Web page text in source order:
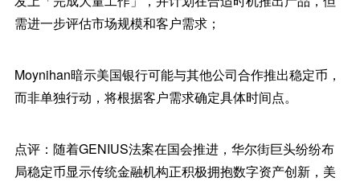
需进一步评估市场规模和客户需求；
Moynihan暗示美国银行可能与其他公司合作推出稳定币，
而非单独行动，将根据客户需求确定具体时间点。
点评：随着GENIUS法案在国会推进，华尔街巨头纷纷布
局稳定币显示传统金融机构正积极拥抱数字资产创新，美